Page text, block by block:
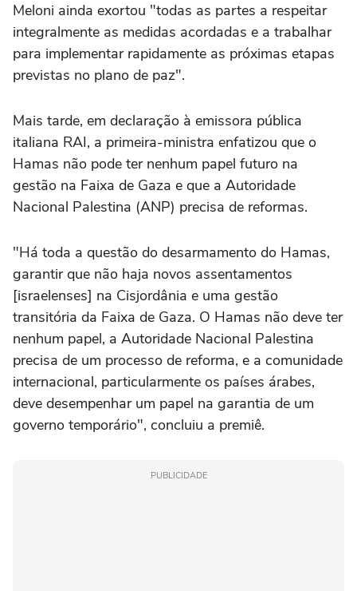
Meloni ainda exortou "todas as partes a respeitar
integralmente as medidas acordadas e a trabalhar
para implementar rapidamente as próximas etapas
previstas no plano de paz".
Mais tarde, em declaração à emissora pública
italiana RAI, a primeira-ministra enfatizou que o
Hamas não pode ter nenhum papel futuro na
gestão na Faixa de Gaza e que a Autoridade
Nacional Palestina (ANP) precisa de reformas.
"Há toda a questão do desarmamento do Hamas,
garantir que não haja novos assentamentos
[israelenses] na Cisjordânia e uma gestão
transitória da Faixa de Gaza. O Hamas não deve ter
nenhum papel, a Autoridade Nacional Palestina
precisa de um processo de reforma, e a comunidade
internacional, particularmente os países árabes,
deve desempenhar um papel na garantia de um
governo temporário", concluiu a premiê.
PUBLICIDADE